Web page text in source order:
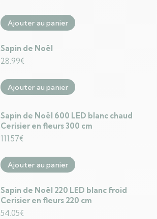
Ajouter au panier
Sapin de Noël
28.99€
Ajouter au panier
Sapin de Noël 600 LED blanc chaud
Cerisier en fleurs 300 cm
111.57€
Ajouter au panier
Sapin de Noël 220 LED blanc froid
Cerisier en fleurs 220 cm
54.05€